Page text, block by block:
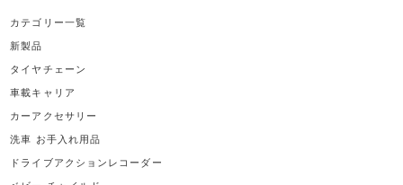
カテゴリー一覧
新製品
タイヤチェーン
車載キャリア
カーアクセサリー
洗車 お手入れ用品
ドライブアクションレコーダー